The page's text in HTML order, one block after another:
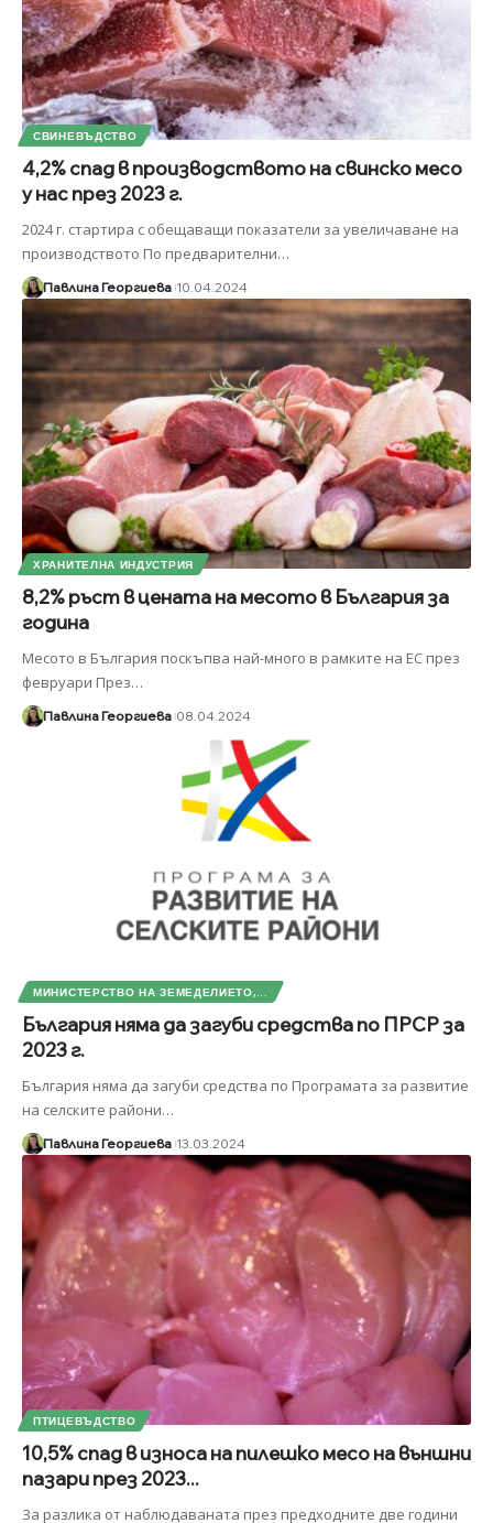
СВИНЕВЪДСТВО
4,2% спад в производството на свинско месо
у нас през 2023 г.
2024 г. стартира с обещаващи показатели за увеличаване на
производството По предварителни…
Павлина Георгиева 10.04.2024
ХРАНИТЕЛНА ИНДУСТРИЯ
8,2% ръст в цената на месото в България за
година
Месото в България поскъпва най-много в рамките на ЕС през
февруари През…
Павлина Георгиева 08.04.2024
МИНИСТЕРСТВО НА ЗЕМЕДЕЛИЕТО,...
България няма да загуби средства по ПРСР за
2023 г.
България няма да загуби средства по Програмата за развитие
на селските райони…
Павлина Георгиева 13.03.2024
ПТИЦЕВЪДСТВО
10,5% спад в износа на пилешко месо на външни
пазари през 2023...
За разлика от наблюдаваната през предходните две години